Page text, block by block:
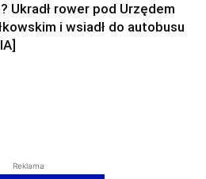
Ukradł rower pod Urzędem
i wsiadł do autobusu
Reklama